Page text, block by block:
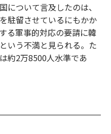
について言及したのは、
駐留させているにもかか
る軍事的対応の要請に韓
いう不満と見られる。た
約2万8500人水準であ